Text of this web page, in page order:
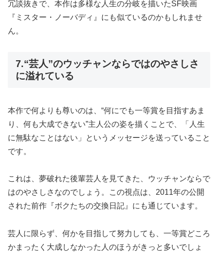
冗談抜きで、本作は多様な人生の分岐を描いたSF映画
『ミスター・ノーバディ』にも似ているのかもしれませ
ん。
7.“芸人”のウッチャンならではのやさしさ
に溢れている
本作で何よりも尊いのは、“何にでも一等賞を目指すあま
り、何も大成できない”主人公の姿を描くことで、「人生
に無駄なことはない」というメッセージを送っていること
です。
これは、夢破れた後輩芸人を見てきた、ウッチャンならで
はのやさしさなのでしょう。この視点は、2011年の公開
された前作『ボクたちの交換日記』にも通じています。
芸人に限らず、何かを目指して努力しても、一等賞どころ
かまったく大成しなかった人のほうがきっと多いでしょ